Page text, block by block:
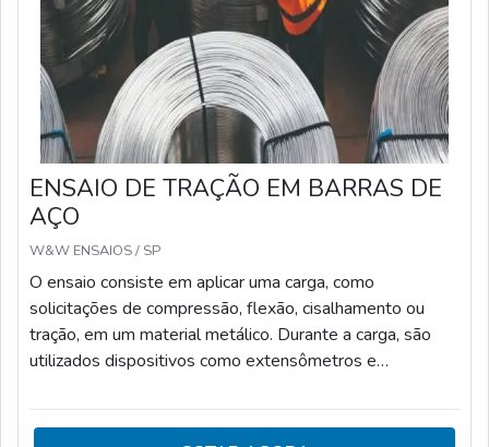
ENSAIO DE TRAÇÃO EM BARRAS DE
AÇO
W&W ENSAIOS / SP
O ensaio consiste em aplicar uma carga, como
solicitações de compressão, flexão, cisalhamento ou
tração, em um material metálico. Durante a carga, são
utilizados dispositivos como extensômetros e
comprimento do material em teste. Ao medir a força